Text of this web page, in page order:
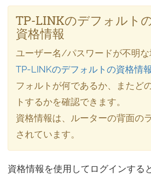
TP-LINKのデフォルト
資格情報
ユーザー名/パスワードが不明な
TP-LINKのデフォルトの資格情報
フォルトが何であるか、またど
トするかを確認できます。
資格情報は、ルーターの背面の
されています。
資格情報を使用してログインする